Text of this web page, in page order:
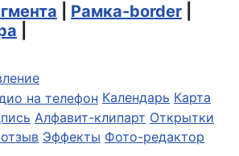
Рамка-border
Календарь Карта
Алфавит-клипарт Открытки
Эффекты Фото-редактор